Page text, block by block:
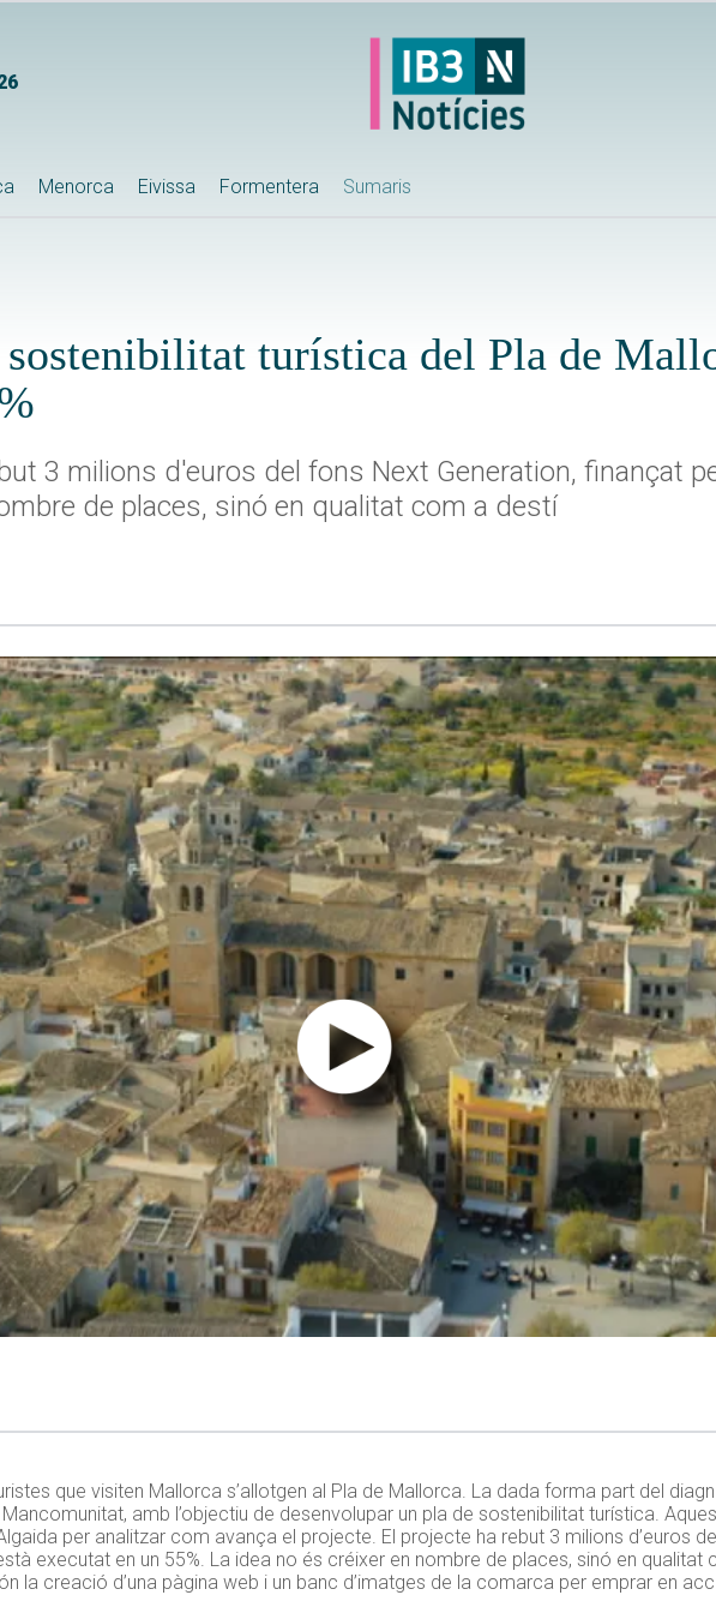
Menorca Eivissa Formentera Sumaris
turística del Pla de
3 milions d'euros del fons Next Generation, finançat
de places, sinó en qualitat com a destí
que visiten Mallorca s’allotgen al Pla de Mallorca. La dada forma part del
amb l’objectiu de desenvolupar un pla de sostenibilitat turística.
per analitzar com avança el projecte. El projecte ha rebut 3 milions d’euros
executat en un 55%. La idea no és créixer en nombre de places, sinó en qualitat
la creació d’una pàgina web i un banc d’imatges de la comarca per emprar en